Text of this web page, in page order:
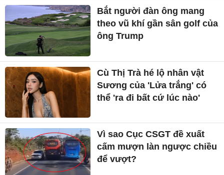
Bắt người đàn ông mang
theo vũ khí gần sân golf của
ông Trump
Cù Thị Trà hé lộ nhân vật
Sương của 'Lửa trắng' có
thể 'ra đi bất cứ lúc nào'
Vì sao Cục CSGT đề xuất
cấm mượn làn ngược chiều
để vượt?